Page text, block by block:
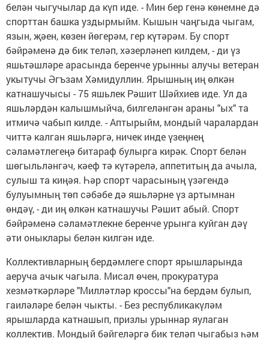
белән чыгучылар да күп иде. - Мин бер генә көнемне дә
спорттан башка уздырмыйм. Кышын чаңгыда чыгам,
язын, җәен, көзен йөгерәм, гер күтәрәм. Бу спорт
бәйрәменә дә бик теләп, хәзерләнеп килдем, - ди үз
яшьтәшләре арасында беренче урынны алучы ветеран
укытучы Әгъзам Хәмидуллин. Ярышның иң өлкән
катнашучысы - 75 яшьлек Рәшит Шәйхиев иде. Ул да
яшьләрдән калышмыйча, билгеләнгән араны "ых" та
итмичә чабып килде. - Аптырыйм, мондый чаралардан
читтә калган яшьләргә, ничек инде үзеңнең
сәламәтлегеңә битараф булырга кирәк. Спорт белән
шөгыльләнгәч, кәеф тә күтәрелә, аппетитың да ачыла,
сулыш та киңәя. Һәр спорт чарасының үзәгендә
булуымның төп сәбәбе дә яшьләрне үз артымнан
өндәү, - ди иң өлкән катнашучы Рәшит абый. Спорт
бәйрәменә сәламәтлекне беренче урынга куйган дәү
әти оныклары белән килгән иде.
Коллективларның бердәмлеге спорт ярышларында
аеруча ачык чагыла. Мисал өчен, прокуратура
хезмәткәрләре "Милләтләр кроссы"на бердәм булып,
гаиләләре белән чыкты. - Без республикакүләм
ярышларда катнашып, призлы урыннар яулаган
коллектив. Мондый бәйгеләргә бик теләп чыгабыз һәм